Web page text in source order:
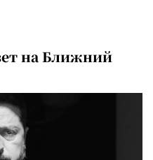
на Ближний